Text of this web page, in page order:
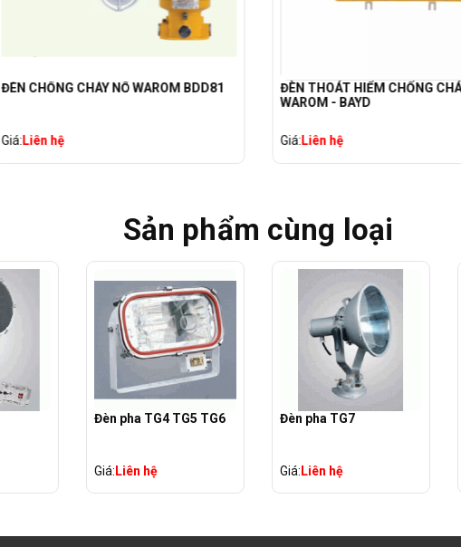
ĐÈN CHỐNG CHÁY NỔ WAROM BDD81
Giá:Liên hệ
ĐÈN THOÁT HIỂM CHỐNG
WAROM - BAYD
Giá:Liên hệ
Sản phẩm cùng loại
Đèn pha TG4 TG5 TG6
Giá:Liên hệ
Đèn pha TG7
Giá:Liên hệ